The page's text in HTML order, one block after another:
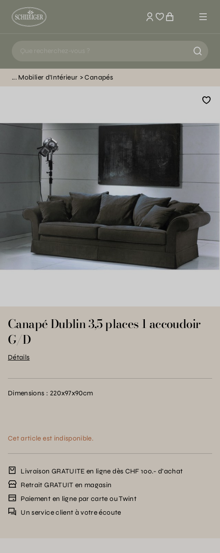
Mon compte
Mobilier d'Intérieur Canapés
Canapé Dublin 3,5 places 1 accoudoir
G/D
Détails
Dimensions : 220x97x90cm
Cet article est indisponible.
Livraison GRATUITE en ligne dès CHF 100.- d’achat
Retrait GRATUIT en magasin
Paiement en ligne par carte ou Twint
Un service client à votre écoute